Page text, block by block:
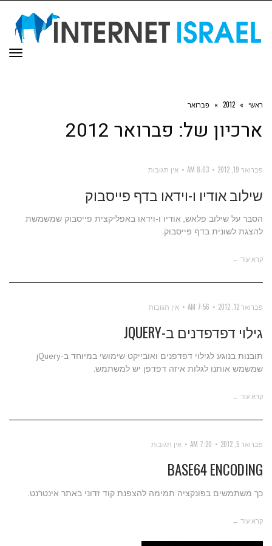
ראשי »
2012
» פברואר
ארכיון של: פברואר 2012
פברואר 19, 2012 8:03 AM אין תגובות
שילוב אודיו ו-וידאו בדף פייסבוק
הסבר על שילוב פלאש, אודיו ו-וידאו באפליקצית פייסבוק שמשמשת
להצגת לשונית בדף פייסבוק.
קרא עוד ←
פברואר 12, 2012 7:56 AM אין תגובות
גילוי דפדפדנים ב-JQUERY
תובנות בנוגע לגילוי דפדפנים ואובייקט שימושי במיוחד ב-jQuery
שמשמש אותנו לגלות איזה דפדפן יש למשתמש.
קרא עוד ←
פברואר 5, 2012 7:20 AM אין תגובות
BASE64 ENCODING
כך משתמשים בפונקציה תמימה להצפנת קוד זדוני באתר אינטרנט.
קרא עוד ←